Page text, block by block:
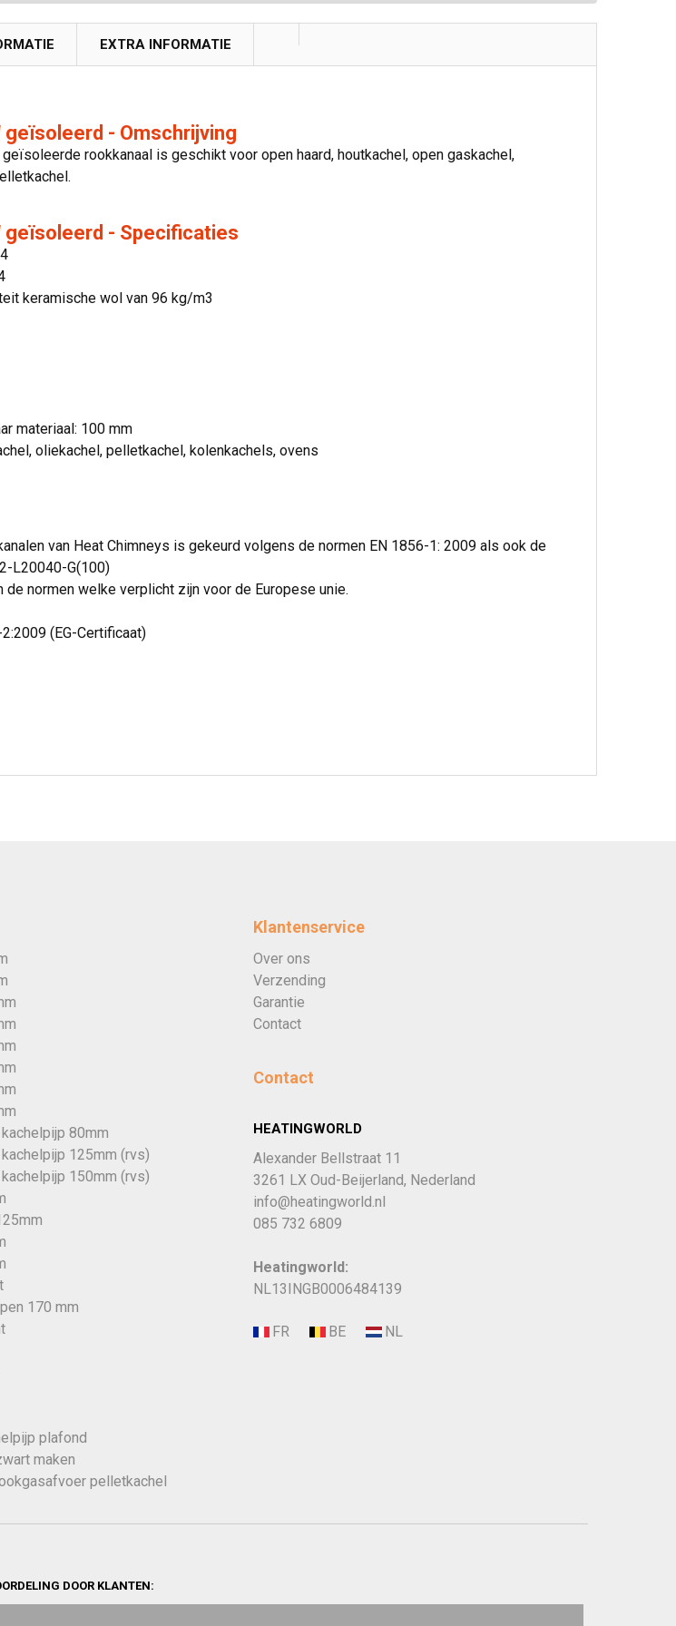
EXTRA INFORMATIE
geïsoleerd - Omschrijving
rookkanaal is geschikt voor open haard, houtkachel, open gaskachel,
geïsoleerd - Specificaties
keramische wol van 96 kg/m3
materiaal: 100 mm
oliekachel, pelletkachel, kolenkachels, ovens
van Heat Chimneys is gekeurd volgens de normen EN 1856-1: 2009 als ook de
L20040-G(100)
de normen welke verplicht zijn voor de Europese unie.
(EG-Certificaat)
80mm
125mm (rvs)
150mm (rvs)
170 mm
plafond
maken
pelletkachel
Klantenservice
Over ons
Verzending
Garantie
Contact
Contact
HEATINGWORLD
Alexander Bellstraat 11
3261 LX Oud-Beijerland, Nederland
info@heatingworld.nl
085 732 6809
Heatingworld:
NL13INGB0006484139
DOOR KLANTEN: